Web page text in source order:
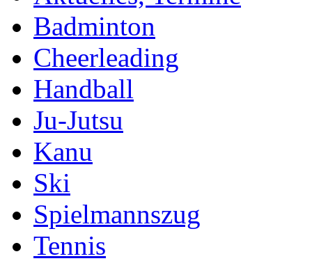
Badminton
Cheerleading
Handball
Ju-Jutsu
Kanu
Ski
Spielmannszug
Tennis